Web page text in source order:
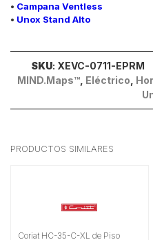
• Campana Ventless
• Unox Stand Alto
SKU: XEVC-0711-EPRM
MIND.Maps™, Eléctrico
PRODUCTOS SIMILARES
Coriat HC-35-C-XL de Piso